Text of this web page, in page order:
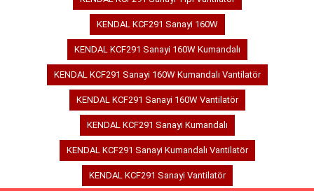
KENDAL KCF291 Sanayi 160W
KENDAL KCF291 Sanayi 160W Kumandalı
KENDAL KCF291 Sanayi 160W Kumandalı Vantilatör
KENDAL KCF291 Sanayi 160W Vantilatör
KENDAL KCF291 Sanayi Kumandalı
KENDAL KCF291 Sanayi Kumandalı Vantilatör
KENDAL KCF291 Sanayi Vantilatör